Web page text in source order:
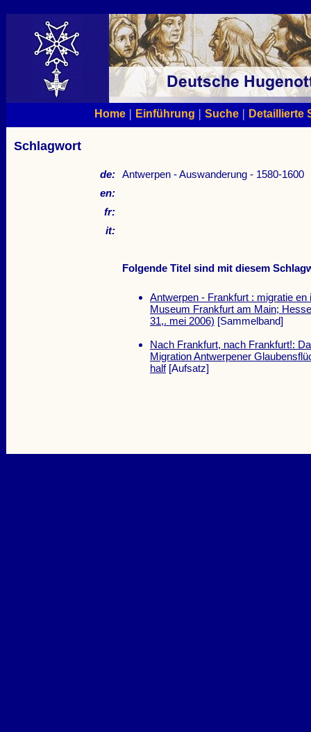
Home| Einführung | Suche| Detaillierte
Schlagwort
de: Antwerpen - Auswanderung - 1580-1600
en:
fr:
it:
Folgende Titel sind mit diesem
Antwerpen - Frankfurt : migratie
Museum Frankfurt am Main;
31,. mei 2006) [Sammelband]
Nach Frankfurt, nach Frankfurt!:
Migration Antwerpener
half[Aufsatz]